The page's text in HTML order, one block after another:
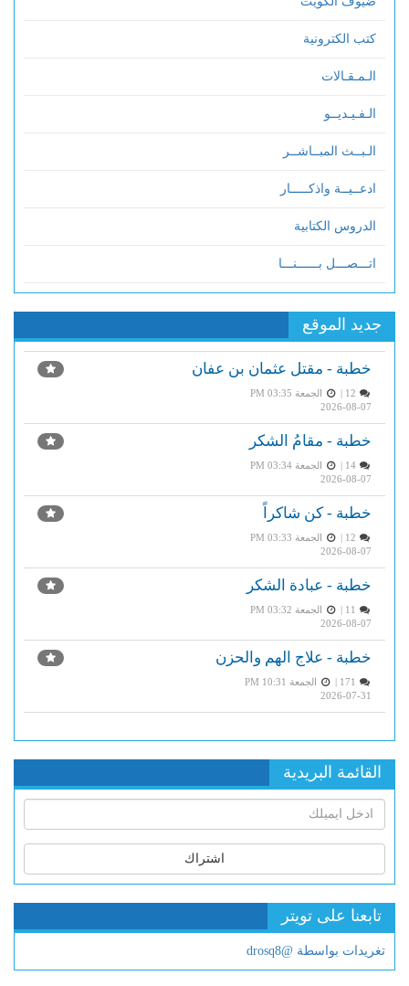
كتب الكترونية
الـمـقـالات
الـفـيـديــو
الـبــث المبــاشــر
ادعــيــة واذكـــــار
الدروس الكتابية
اتـــصـــل بــــــنـــا
جديد الموقع
خطبة - مقتل عثمان بن عفان
الجمعة PM 03:35
2026-08-07
خطبة - مقامُ الشكر
14 |
الجمعة PM 03:34
2026-08-07
خطبة - كن شاكراً
الجمعة PM 03:33
2026-08-07
خطبة - عبادة الشكر
الجمعة PM 03:32
2026-08-07
خطبة - علاج الهم والحزن
الجمعة PM 10:31
2026-07-31
القائمة البريدية
اشتراك
تابعنا على تويتر
تغريدات بواسطة @drosq8